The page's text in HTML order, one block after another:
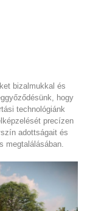
bizalmukkal és
hogy
technológiánk
precízen
adottságait és
megtalálásában.